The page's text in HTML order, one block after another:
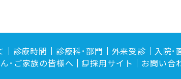
診療時間 診療科･部門 外来受診 入院･
･ご家族の皆様へ
採用サイト お問い合